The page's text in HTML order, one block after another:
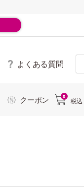
よくある質問
クーポン 0
税込